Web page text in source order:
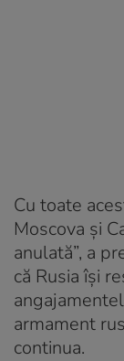
Cu toate
Moscova și
anulată”, a
că Rusia își
armament
continua.